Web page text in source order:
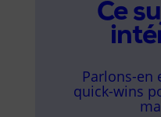
Ce
Parlons-en
quick-wins